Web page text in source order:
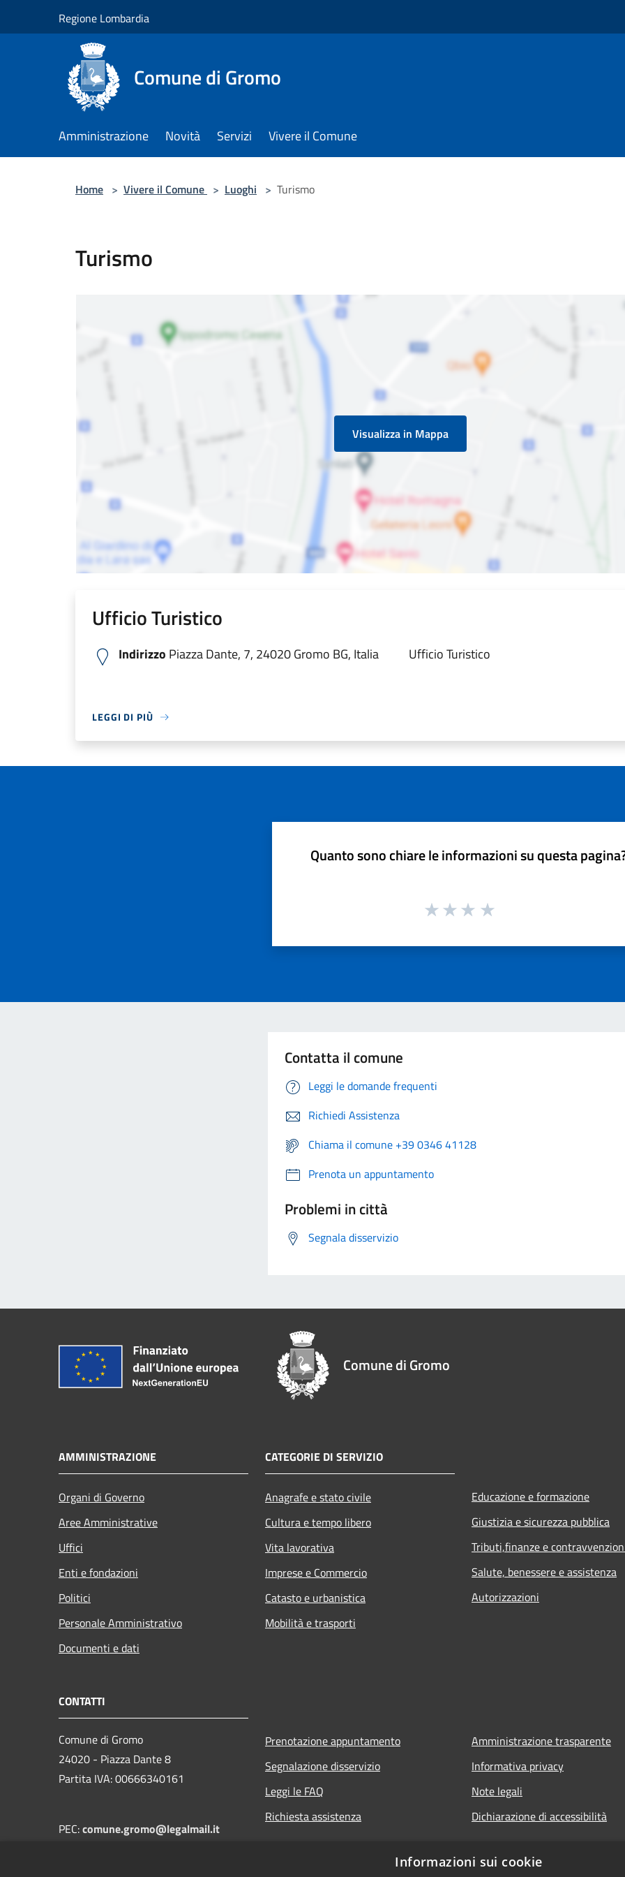
Regione Lombardia
Comune di Gromo
Amministrazione Novità Servizi Vivere il Comune
Home > Vivere il Comune > Luoghi > Turismo
Turismo
Visualizza in Mappa
Ufficio Turistico
Indirizzo Piazza Dante, 7, 24020 Gromo BG, Italia Ufficio Turistico
LEGGI DI PIÙ
Quanto sono chiare le informazioni su questa
Contatta il comune
Leggi le domande frequenti
Richiedi Assistenza
Chiama il comune +39 0346 41128
Prenota un appuntamento
Problemi in città
Segnala disservizio
Comune di Gromo
AMMINISTRAZIONE
Organi di Governo
Aree Amministrative
Uffici
Enti e fondazioni
Politici
Personale Amministrativo
Documenti e dati
CATEGORIE DI SERVIZIO
Anagrafe e stato civile
Cultura e tempo libero
Vita lavorativa
Imprese e Commercio
Catasto e urbanistica
Mobilità e trasporti
Educazione e formazione
Giustizia e sicurezza pubblica
Tributi,finanze e
Salute, benessere e assistenza
Autorizzazioni
CONTATTI
Comune di Gromo
24020 - Piazza Dante 8
Partita IVA: 00666340161
PEC:comune.gromo@legalmail.it
Prenotazione appuntamento
Segnalazione disservizio
Leggi le FAQ
Richiesta assistenza
Amministrazione trasparente
Informativa privacy
Note legali
Dichiarazione di accessibilità
Informazioni sui cookie